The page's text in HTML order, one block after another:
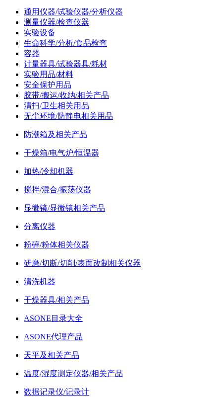
通用仪器/试验仪器/分析仪器
测量仪器/检查仪器
实验设备
生命科学/分析/食品检查
容器
计量器具/试验器具/耗材
实验用品/材料
安全保护用品
胶带/搬运/收纳/相关产品
清扫/卫生相关用品
无尘环境/防静电相关用品
防潮箱及相关产品
干燥箱/电气炉/恒温器
加热/冷却机器
搅拌/混合/振荡仪器
显微镜/显微镜相关产品
分离仪器
粉碎/粉体相关仪器
研磨/切断/切削/表面改制相关仪器
清洗机器
干燥器具/相关产品
ASONE目录大全
ASONE代理产品
天平及相关产品
温度/湿度测定仪器/相关产品
数据记录仪/记录计